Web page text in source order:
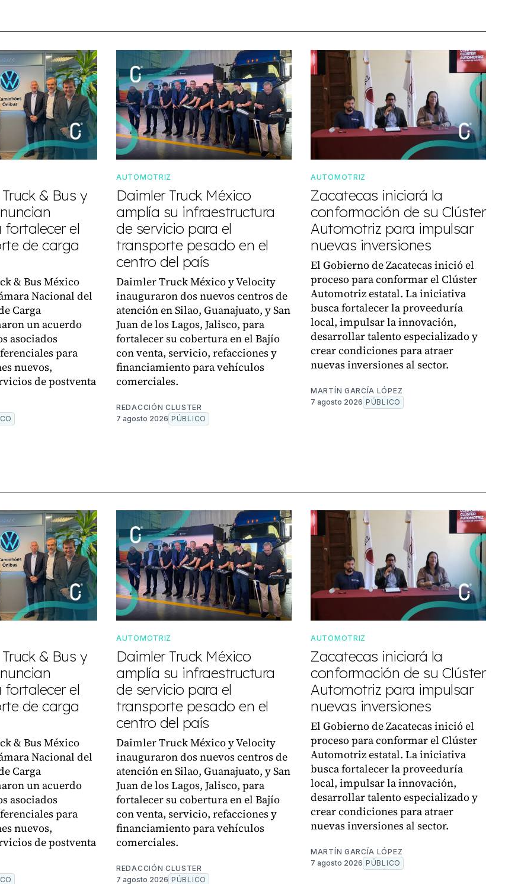
& Bus y
el
de carga
& Bus México
Nacional del
Carga
un acuerdo
asociados
para
nuevos,
de postventa
AUTOMOTRIZ
Daimler Truck México
amplía su infraestructura
de servicio para el
transporte pesado en el
centro del país
Daimler Truck México y Velocity
inauguraron dos nuevos centros de
atención en Silao, Guanajuato, y San
Juan de los Lagos, Jalisco, para
fortalecer su cobertura en el Bajío
con venta, servicio, refacciones y
financiamiento para vehículos
comerciales.
REDACCIÓN CLUSTER
7 agosto 2026 PÚBLICO
AUTOMOTRIZ
Zacatecas iniciará la
conformación de su Clúster
Automotriz para impulsar
nuevas inversiones
El Gobierno de Zacatecas inició el
proceso para conformar el Clúster
Automotriz estatal. La iniciativa
busca fortalecer la proveeduría
local, impulsar la innovación,
desarrollar talento especializado y
crear condiciones para atraer
nuevas inversiones al sector.
MARTÍN GARCÍA LÓPEZ
7 agosto 2026 PÚBLICO
& Bus y
el
de carga
& Bus México
Nacional del
Carga
un acuerdo
asociados
para
nuevos,
de postventa
AUTOMOTRIZ
Daimler Truck México
amplía su infraestructura
de servicio para el
transporte pesado en el
centro del país
Daimler Truck México y Velocity
inauguraron dos nuevos centros de
atención en Silao, Guanajuato, y San
Juan de los Lagos, Jalisco, para
fortalecer su cobertura en el Bajío
con venta, servicio, refacciones y
financiamiento para vehículos
comerciales.
REDACCIÓN CLUSTER
7 agosto 2026 PÚBLICO
AUTOMOTRIZ
Zacatecas iniciará la
conformación de su Clúster
Automotriz para impulsar
nuevas inversiones
El Gobierno de Zacatecas inició el
proceso para conformar el Clúster
Automotriz estatal. La iniciativa
busca fortalecer la proveeduría
local, impulsar la innovación,
desarrollar talento especializado y
crear condiciones para atraer
nuevas inversiones al sector.
MARTÍN GARCÍA LÓPEZ
7 agosto 2026 PÚBLICO